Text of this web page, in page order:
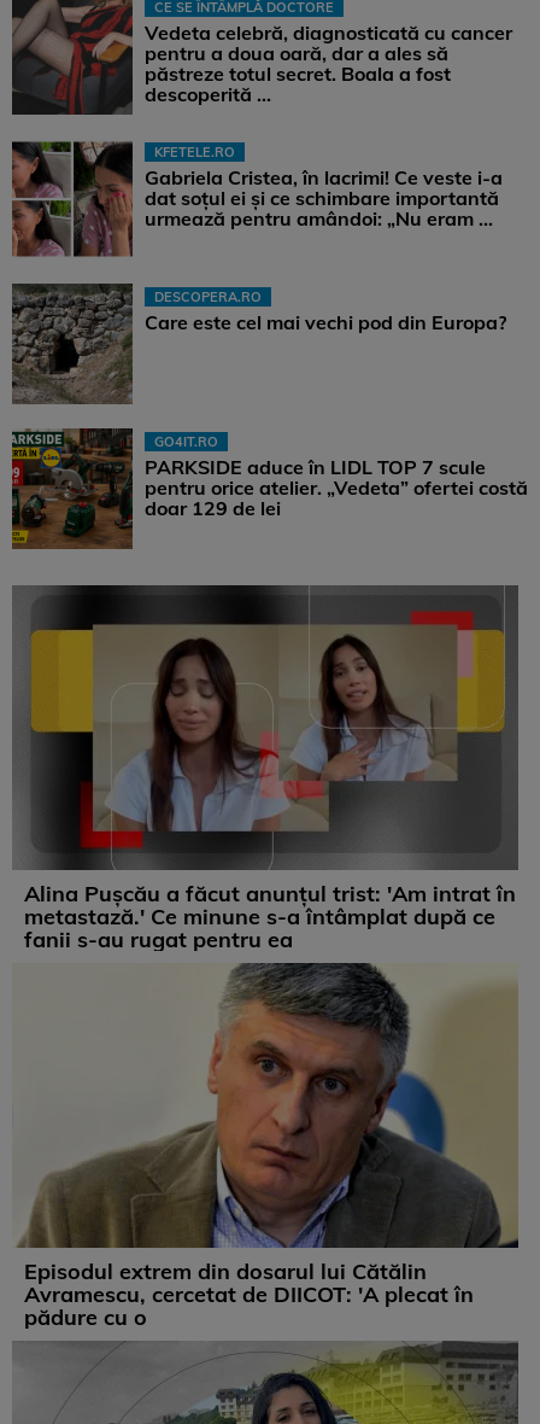
CE SE ÎNTÂMPLĂ DOCTORE
Vedeta celebră, diagnosticată cu cancer
pentru a doua oară, dar a ales să
păstreze totul secret. Boala a fost
descoperită ...
KFETELE.RO
Gabriela Cristea, în lacrimi! Ce veste i-a
dat soțul ei și ce schimbare importantă
urmează pentru amândoi: „Nu eram ...
DESCOPERA.RO
Care este cel mai vechi pod din Europa?
GO4IT.RO
PARKSIDE aduce în LIDL TOP 7 scule
pentru orice atelier. „Vedeta” ofertei costă
doar 129 de lei
Alina Pușcău a făcut anunțul trist: 'Am intrat în
metastază.' Ce minune s-a întâmplat după ce
fanii s-au rugat pentru ea
Episodul extrem din dosarul lui Cătălin
Avramescu, cercetat de DIICOT: 'A plecat în
pădure cu o